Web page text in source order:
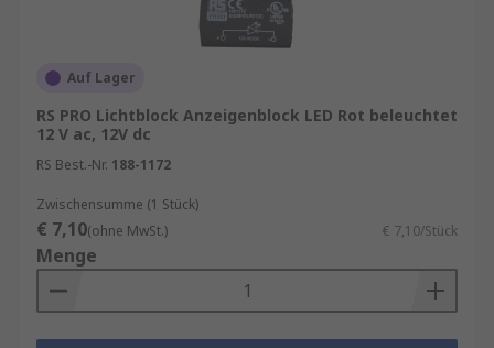
Auf Lager
RS PRO Lichtblock Anzeigenblock LED Rot beleuchtet
12 V ac, 12V dc
RS Best.-Nr. 188-1172
Zwischensumme (1 Stück)
€ 7,10(ohne MwSt.) € 7,10/Stück
Menge